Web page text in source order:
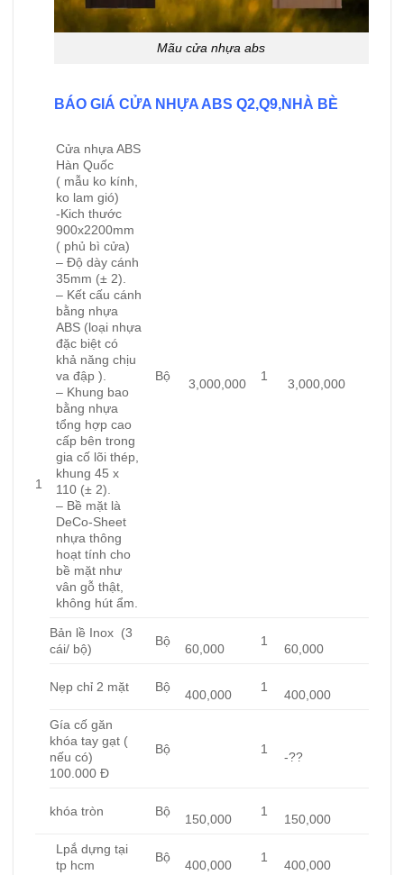
Mãu cửa nhựa abs
BÁO GIÁ CỬA NHỰA ABS Q2,Q9,NHÀ BÈ
1
Cửa nhựa ABS
Hàn Quốc
( mẫu ko kính,
ko lam gió)
-Kich thước
900x2200mm
( phủ bì cửa)
– Độ dày cánh
35mm (± 2).
– Kết cấu cánh
bằng nhựa
ABS (loại nhựa
đặc biệt có
khả năng chịu
va đập ).
– Khung bao
bằng nhựa
tổng hợp cao
cấp bên trong
gia cố lõi thép,
khung 45 x
110 (± 2).
– Bề mặt là
DeCo-Sheet
nhựa thông
hoạt tính cho
bề mặt như
vân gỗ thật,
không hút ẩm.
Bộ
3,000,000
1
3,000,000
Bản lề Inox (3
cái/ bộ)
Bộ
60,000
1
60,000
Nẹp chỉ 2 mặt Bộ
400,000
1
400,000
Gía cố găn
khóa tay gạt (
nếu có)
100.000 Đ
Bộ 1
-??
khóa tròn Bộ
150,000
1
150,000
Lpắ dựng tại
tp hcm
Bộ
400,000
1
400,000